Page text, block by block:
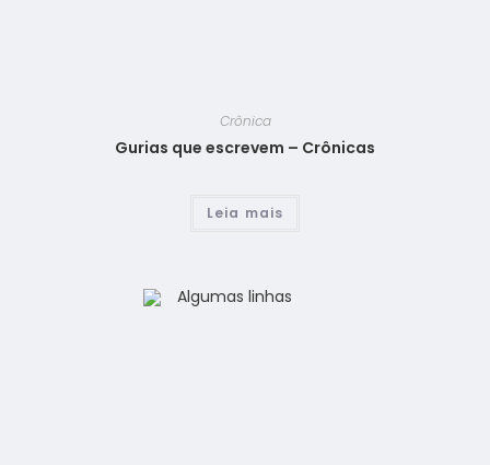
Crônica
Gurias que escrevem – Crônicas
Leia mais